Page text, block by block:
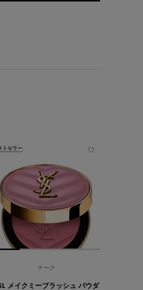
トセラー
チーク
メイクミーブラッシュ パウダ